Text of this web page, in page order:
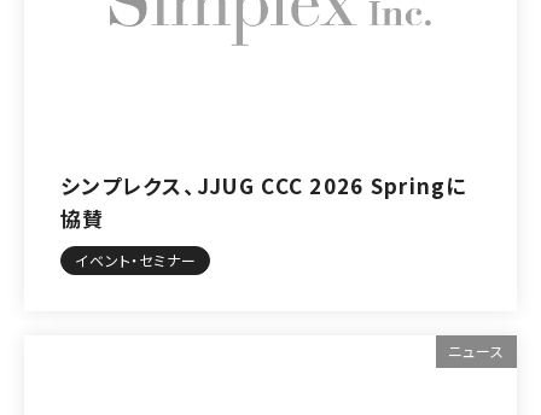
シンプレクス、JJUG CCC 2026 Springに
協賛
イベント・セミナー
ニュース